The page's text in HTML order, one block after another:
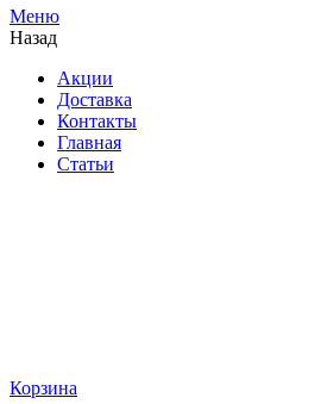
Меню
Назад
Акции
Доставка
Контакты
Главная
Статьи
Корзина